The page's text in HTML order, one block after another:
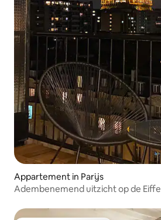
Appartement in Parijs
Adembenemend uitzicht op de